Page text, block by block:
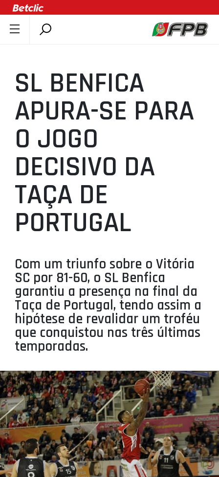
ÚLTIMAS
COMPETIÇÕES
ASSOCIAÇÕES
CLUBES
AGENTES
AGENDA
SELEÇÕES
MINIBASQUETE
ÁREA TÉCNICA
PROJETOS
LIGA BETCLIC FEMININA
SL BENFICA
APURA-SE PARA
O JOGO
DECISIVO DA
TAÇA DE
PORTUGAL
Com um triunfo sobre o Vitória
SC por 81-60, o SL Benfica
garantiu a presença na final da
Taça de Portugal, tendo assim a
hipótese de revalidar um troféu
que conquistou nas três últimas
temporadas.